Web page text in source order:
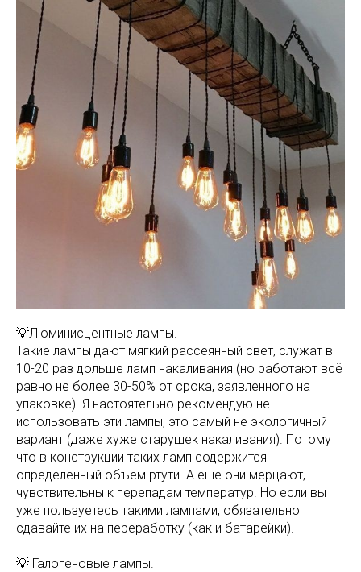
💡Люминисцентные лампы.
Такие лампы дают мягкий рассеянный свет, служат в
10-20 раз дольше ламп накаливания (но работают всё
равно не более 30-50% от срока, заявленного на
упаковке). Я настоятельно рекомендую не
использовать эти лампы, это самый не экологичный
вариант (даже хуже старушек накаливания). Потому
что в конструкции таких ламп содержится
определенный объем ртути. А ещё они мерцают,
чувствительны к перепадам температур. Но если вы
уже пользуетесь такими лампами, обязательно
сдавайте их на переработку (как и батарейки).
💡 Галогеновые лампы.